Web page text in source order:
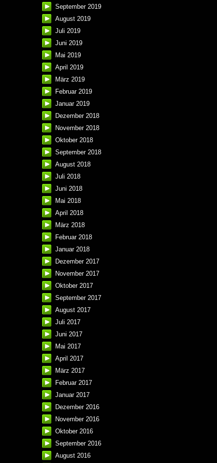
September 2019
August 2019
Juli 2019
Juni 2019
Mai 2019
April 2019
März 2019
Februar 2019
Januar 2019
Dezember 2018
November 2018
Oktober 2018
September 2018
August 2018
Juli 2018
Juni 2018
Mai 2018
April 2018
März 2018
Februar 2018
Januar 2018
Dezember 2017
November 2017
Oktober 2017
September 2017
August 2017
Juli 2017
Juni 2017
Mai 2017
April 2017
März 2017
Februar 2017
Januar 2017
Dezember 2016
November 2016
Oktober 2016
September 2016
August 2016